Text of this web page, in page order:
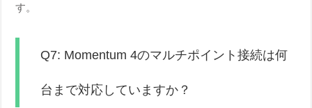
す。
Q7: Momentum 4のマルチポイント接続は何
台まで対応していますか？